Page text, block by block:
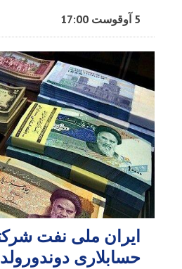
5 آوقوست 17:00
ایران ملی نفت
حسابلاری